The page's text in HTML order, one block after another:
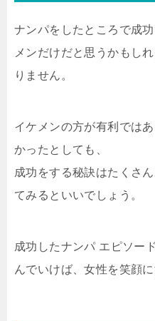
ナンパをしたところで成
メンだけだと思うかもし
りません。
イケメンの方が有利では
かったとしても、
成功をする秘訣はたくさ
てみるといいでしょう。
成功したナンパ エピソー
んでいけば、女性を笑顔